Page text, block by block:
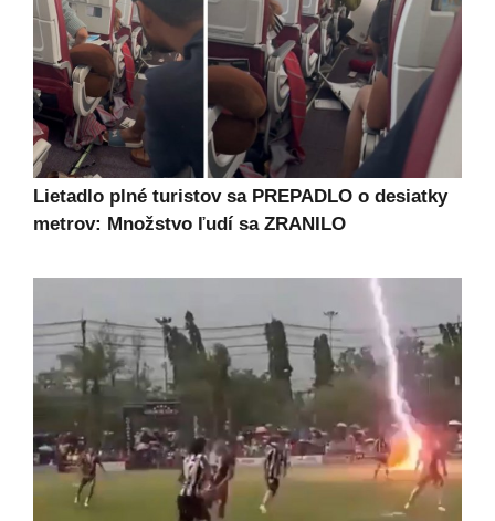
Lietadlo plné turistov sa PREPADLO o desiatky
metrov: Množstvo ľudí sa ZRANILO